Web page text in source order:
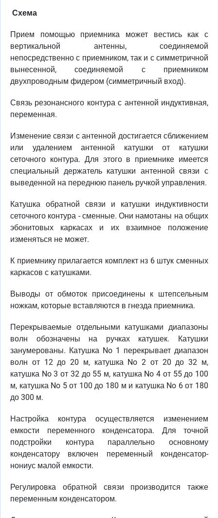
Схема
Прием помощью приемника может вестись как с
вертикальной антенны, соединяемой
непосредственно с приемником, так и с симметричной
вынесенной, соединяемой с приемником
двухпроводным фидером (симметричный вход).
Связь резонансного контура с антенной индуктивная,
переменная.
Изменение связи с антенной достигается сближением
или удалением антенной катушки от катушки
сеточного контура. Для этого в приемнике имеется
специальный держатель катушки антенной связи с
выведенной на переднюю панель ручкой управления.
Катушка обратной связи и катушки индуктивности
сеточного контура - сменные. Они намотаны на общих
эбонитовых каркасах и их взаимное положение
изменяться не может.
К приемнику прилагается комплект нз 6 штук сменных
каркасов с катушками.
Выводы от обмоток присоединены к штепсельным
ножкам, которые вставляются в гнезда приемника.
Перекрываемые отдельными катушками диапазоны
волн обозначены на ручках катушек. Катушки
занумерованы. Катушка No 1 перекрывает диапазон
волн от 12 до 20 м, катушка No 2 от 20 до 32 м,
катушка No 3 от 32 до 55 м, катушка No 4 от 55 до 100
м, катушка No 5 от 100 до 180 м и катушка No 6 от 180
до 300 м.
Настройка контура осуществляется изменением
емкости переменного конденсатора. Для точной
подстройки контура параллельно основному
конденсатору включен переменный конденсатор-
нониус малой емкости.
Регулировка обратной связи производится также
переменным конденсатором.